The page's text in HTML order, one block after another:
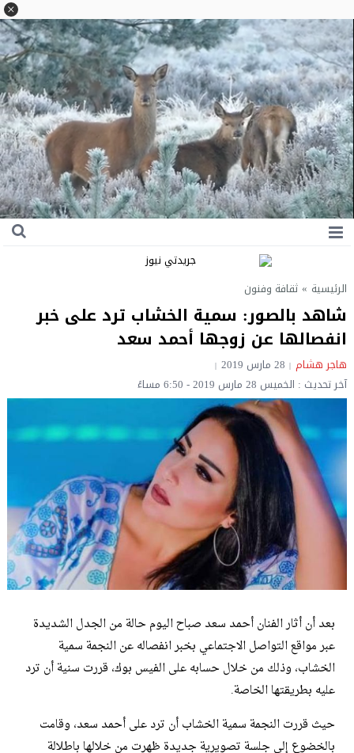
الرئيسية » ثقافة وفنون
شاهد بالصور: سمية الخشاب ترد على خبر
انفصالها عن زوجها أحمد سعد
هاجر هشام 28 مارس 2019
آخر تحديث : الخميس 28 مارس 2019 - 6:50 مساءً
بعد أن أثار الفنان أحمد سعد صباح اليوم حالة من الجدل الشديدة
عبر مواقع التواصل الاجتماعي بخبر انفصاله عن النجمة سمية
الخشاب، وذلك من خلال حسابه على الفيس بوك، قررت سنية أن ترد
عليه بطريقتها الخاصة.
حيث قررت النجمة سمية الخشاب أن ترد على أحمد سعد، وقامت
بالخضوع إلى جلسة تصويرية جديدة ظهرت من خلالها باطلالة